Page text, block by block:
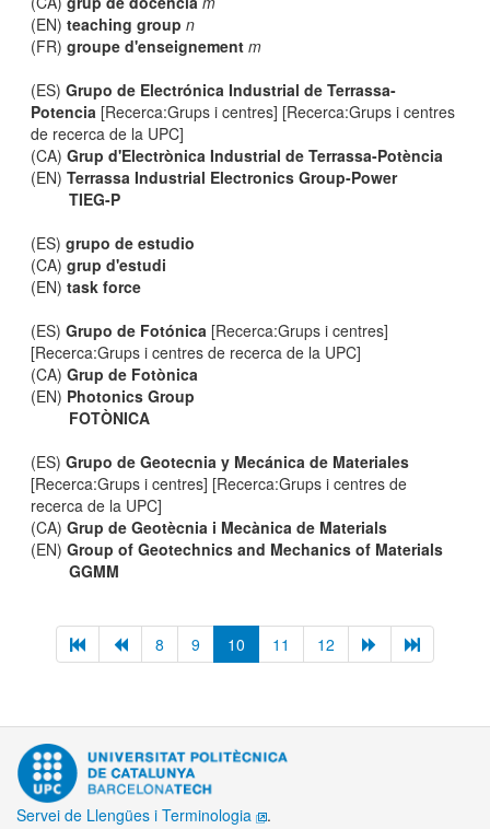
(EN)teaching group n
(FR)groupe d'enseignement m
(ES)Grupo de Electrónica Industrial de Terrassa-
Potencia [Recerca:Grups i centres] [Recerca:Grups i centres
de recerca de la UPC]
(CA)Grup d'Electrònica Industrial de Terrassa-Potència
(EN)Terrassa Industrial Electronics Group-Power
TIEG-P
(ES)grupo de estudio
(CA)grup d'estudi
(EN)task force
(ES)Grupo de Fotónica [Recerca:Grups i centres]
[Recerca:Grups i centres de recerca de la UPC]
(CA)Grup de Fotònica
(EN) Photonics Group
FOTÒNICA
(ES)Grupo de Geotecnia y Mecánica de Materiales
[Recerca:Grups i centres] [Recerca:Grups i centres de
recerca de la UPC]
(CA)Grup de Geotècnia i Mecànica de Materials
(EN)Group of Geotechnics and Mechanics of Materials
GGMM
8 9 10 11 12
Servei de Llengües i Terminologia
.